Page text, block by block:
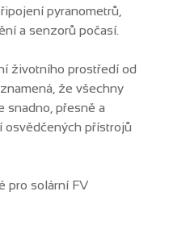
pyranometrů,
a senzorů počasí.
životního prostředí od
že všechny
snadno, přesně a
osvědčených přístrojů
pro solární FV